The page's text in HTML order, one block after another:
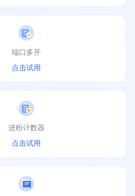
端口多开
点击试用
进粉计数器
点击试用